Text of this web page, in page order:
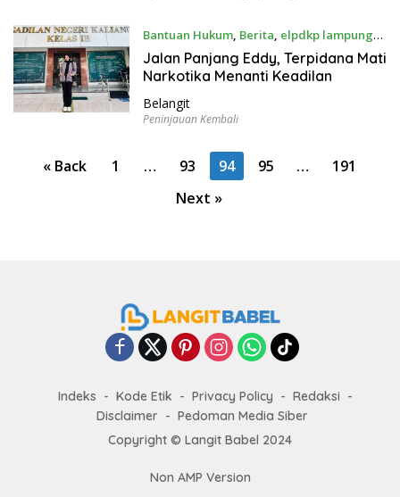
Bantuan Hukum, Berita, elpdkp lampung
July 8, 2025
Jalan Panjang Eddy, Terpidana Mati
Narkotika Menanti Keadilan
Belangit
Peninjauan Kembali
« Back 1 … 93 94 95 …
191
Next »
Indeks Kode Etik Privacy Policy
Redaksi
Disclaimer
Pedoman Media Siber
Copyright © Langit Babel 2024
Non AMP Version